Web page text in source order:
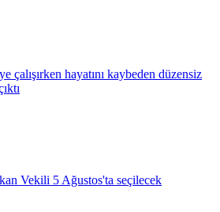
çalışırken hayatını kaybeden düzensiz
Vekili 5 Ağustos'ta seçilecek